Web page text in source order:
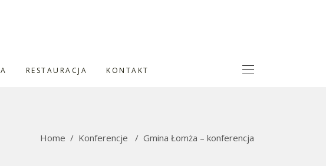
RESTAURACJA KONTAKT
Home / Konferencje / Gmina Łomża – konferencja